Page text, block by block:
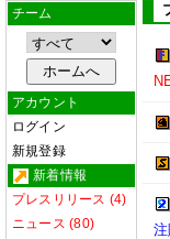
チーム
アカウント
ログイン
新規登録
新着情報
プレスリリース (4)
ニュース (80)